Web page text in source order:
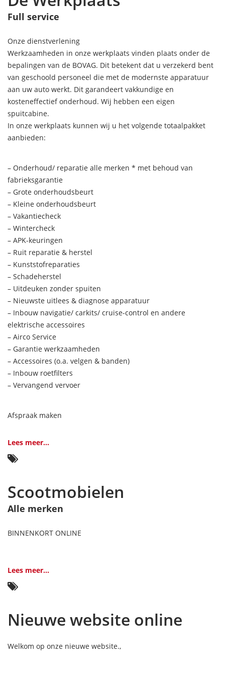
Full service
Onze dienstverlening
Werkzaamheden in onze werkplaats vinden plaats onder de
bepalingen van de BOVAG. Dit betekent dat u verzekerd bent
van geschoold personeel die met de modernste apparatuur
aan uw auto werkt. Dit garandeert vakkundige en
kosteneffectief onderhoud. Wij hebben een eigen
spuitcabine.
In onze werkplaats kunnen wij u het volgende totaalpakket
aanbieden:
– Onderhoud/ reparatie alle merken * met behoud van
fabrieksgarantie
– Grote onderhoudsbeurt
– Kleine onderhoudsbeurt
– Vakantiecheck
– Wintercheck
– APK-keuringen
– Ruit reparatie & herstel
– Kunststofreparaties
– Schadeherstel
– Uitdeuken zonder spuiten
– Nieuwste uitlees & diagnose apparatuur
– Inbouw navigatie/ carkits/ cruise-control en andere
elektrische accessoires
– Airco Service
– Garantie werkzaamheden
– Accessoires (o.a. velgen & banden)
– Inbouw roetfilters
– Vervangend vervoer
Afspraak maken
Lees meer...
Scootmobielen
Alle merken
BINNENKORT ONLINE
Lees meer...
Nieuwe website online
Welkom op onze nieuwe website.,